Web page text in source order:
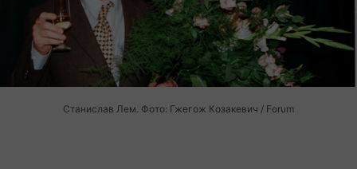
Станислав Лем. Фото: Гжегож Козакевич / Forum